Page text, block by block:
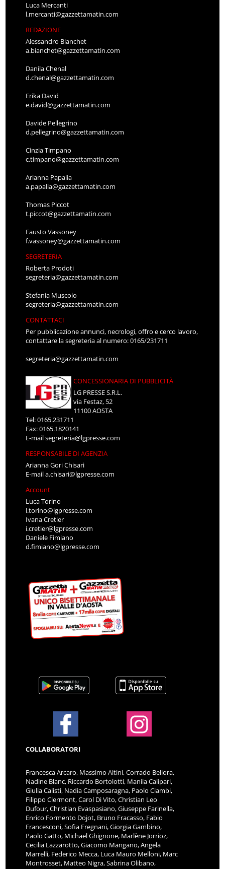
Luca Mercanti
l.mercanti@gazzettamatin.com
REDAZIONE
Alessandro Bianchet
a.bianchet@gazzettamatin.com
Danila Chenal
d.chenal@gazzettamatin.com
Erika David
e.david@gazzettamatin.com
Davide Pellegrino
d.pellegrino@gazzettamatin.com
Cinzia Timpano
c.timpano@gazzettamatin.com
Arianna Papalia
a.papalia@gazzettamatin.com
Thomas Piccot
t.piccot@gazzettamatin.com
Fausto Vassoney
f.vassoney@gazzettamatin.com
SEGRETERIA
Roberta Prodoti
segreteria@gazzettamatin.com
Stefania Muscolo
segreteria@gazzettamatin.com
CONTATTACI
Per pubblicazione annunci, necrologi, offro e cerco lavoro,
contattare la segreteria al numero: 0165/231711
segreteria@gazzettamatin.com
CONCESSIONARIA DI PUBBLICITÀ
LG PRESSE S.R.L.
via Festaz, 52
11100 AOSTA
Tel: 0165.231711
Fax: 0165.1820141
E-mailsegreteria@lgpresse.com
RESPONSABILE DI AGENZIA
Arianna Gori Chisari
E-maila.chisari@lgpresse.com
Account
Luca Torino
l.torino@lgpresse.com
Ivana Cretier
i.cretier@lgpresse.com
Daniele Fimiano
d.fimiano@lgpresse.com
COLLABORATORI
Francesca Arcaro, Massimo Altini, Corrado Bellora,
Nadine Blanc, Riccardo Bortolotti, Manila Calipari,
Giulia Calisti, Nadia Camposaragna, Paolo Ciambi,
Filippo Clermont, Carol Di Vito, Christian Leo
Dufour, Christian Evaspasiano, Giuseppe Farinella,
Enrico Formento Dojot, Bruno Fracasso, Fabio
Francesconi, Sofia Fregnani, Giorgia Gambino,
Paolo Gatto, Michael Ghignone, Marlène Jorrioz,
Cecilia Lazzarotto, Giacomo Mangano, Angela
Marrelli, Federico Mecca, Luca Mauro Melloni, Marc
Montrosset, Matteo Nigra, Sabrina Olibano,